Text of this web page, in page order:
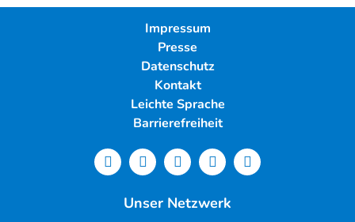
Impressum
Presse
Datenschutz
Kontakt
Leichte Sprache
Barrierefreiheit
Unser Netzwerk